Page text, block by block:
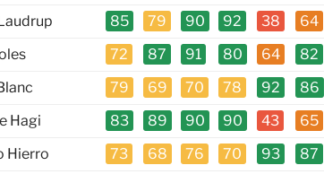
85 79 90 92 38 64
72 87 91 80 64 82
79 69 70 78 92 86
Hagi 83 89 90 90 43 65
Hierro 73 68 76 70 93 87